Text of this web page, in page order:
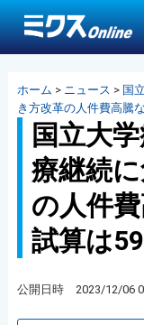
ホーム > ニュース > 国
き方改革の人件費高騰
国立大
療継続
の人件
試算は
公開日時 2023/12/06